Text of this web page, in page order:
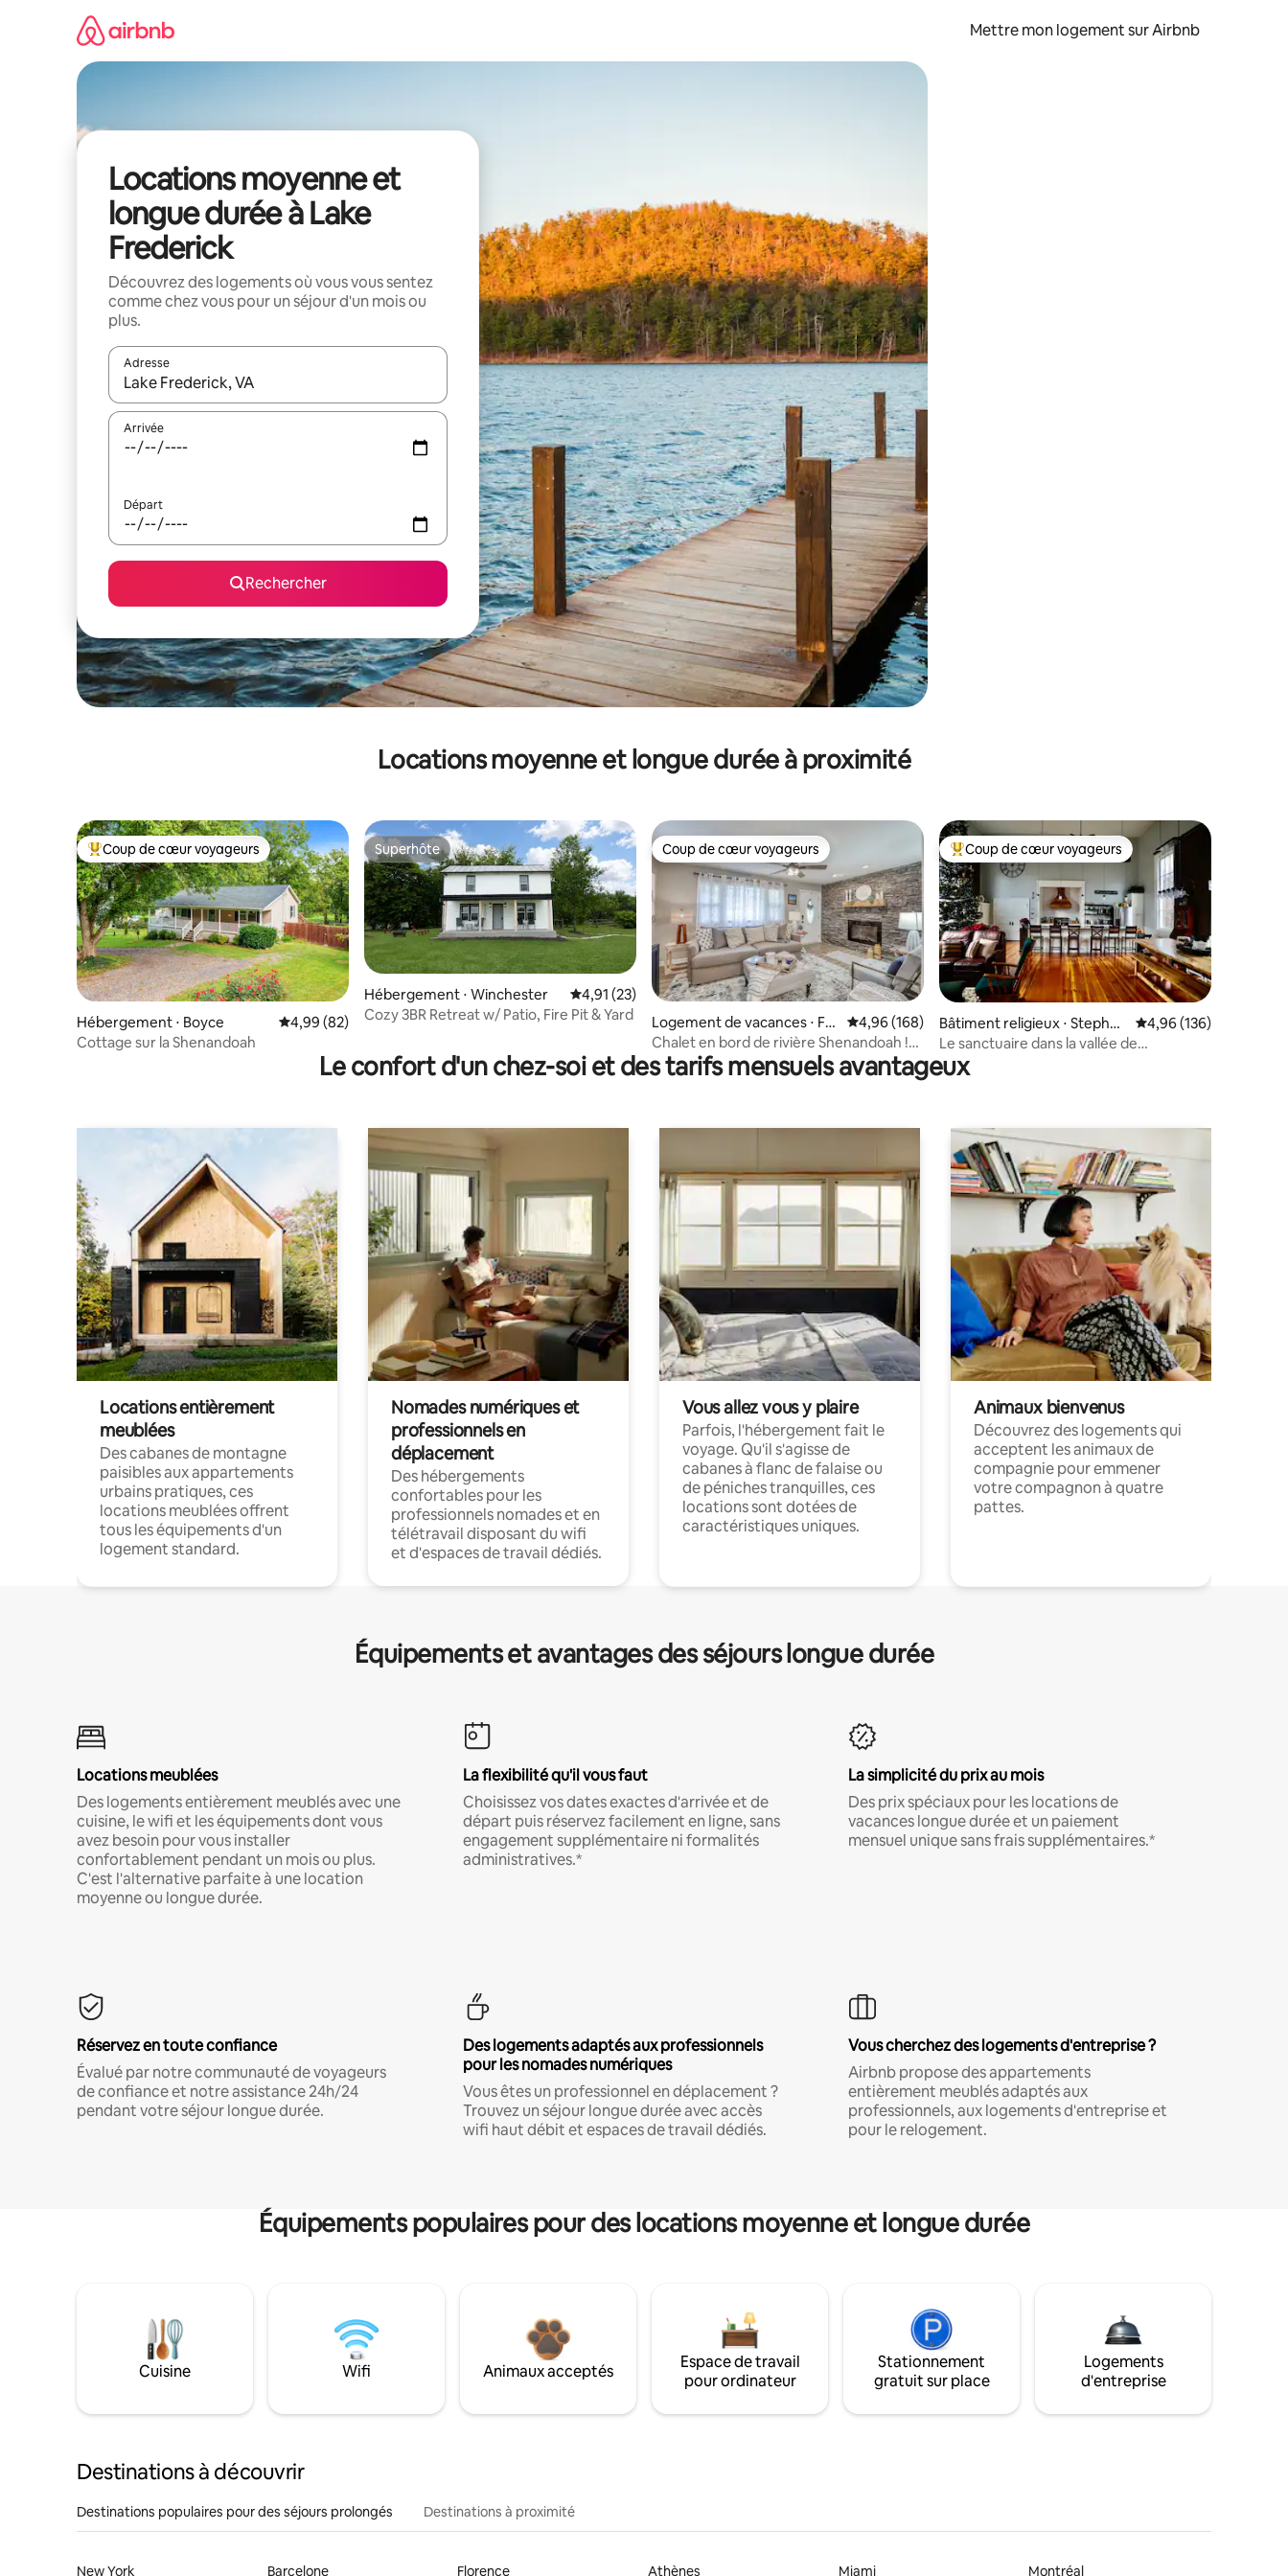
Mettre mon logement sur Airbnb
Locations moyenne et
longue durée à Lake
Frederick
Découvrez des logements où vous vous sentez
comme chez vous pour un séjour d'un mois ou
plus.
Adresse
Lorsque les résultats s'affichent, utilisez les flèches vers le haut et vers le bas pour les parcourir ou en appuyant et en faisant glisser.
Arrivée
Départ
Rechercher
Locations moyenne et longue durée à proximité
Coups de cœur voyageurs les plus appréciés
Coup de cœur voyageurs
Hébergement ⋅ Boyce Évaluation moyenne sur la base de 82 commentaires : 4,99 sur 5
4,99 (82)
Cottage sur la Shenandoah
Superhôte
Superhôte
Hébergement ⋅ Winchester Évaluation moyenne sur la base de 23 commentaires : 4,91 sur 5
4,91 (23)
Cozy 3BR Retreat w/ Patio, Fire Pit & Yard
Coup de cœur voyageurs
Coup de cœur voyageurs
Logement de vacances ⋅ Fro
nt Royal
Évaluation moyenne sur la base de 168 commentaires : 4,96 sur 5
4,96 (168)
Chalet en bord de rivière Shenandoah !
Jacuzzi ! Capacité d'accueil de 4 !
Coups de cœur voyageurs les plus appréciés
Coup de cœur voyageurs
Bâtiment religieux ⋅ Stephen
s City
Évaluation moyenne
4,96 (136)
Le sanctuaire dans la vallée de
Shenandoah
Le confort d'un chez-soi et des tarifs mensuels avantageux
Locations entièrement
meublées
Des cabanes de montagne
paisibles aux appartements
urbains pratiques, ces
locations meublées offrent
tous les équipements d'un
logement standard.
Nomades numériques et
professionnels en
déplacement
Des hébergements
confortables pour les
professionnels nomades et en
télétravail disposant du wifi
et d'espaces de travail dédiés.
Vous allez vous y plaire
Parfois, l'hébergement fait le
voyage. Qu'il s'agisse de
cabanes à flanc de falaise ou
de péniches tranquilles, ces
locations sont dotées de
caractéristiques uniques.
Animaux bienvenus
Découvrez des logements qui
acceptent les animaux de
compagnie pour emmener
votre compagnon à quatre
pattes.
Équipements et avantages des séjours longue durée
Locations meublées
Des logements entièrement meublés avec une
cuisine, le wifi et les équipements dont vous
avez besoin pour vous installer
confortablement pendant un mois ou plus.
C'est l'alternative parfaite à une location
moyenne ou longue durée.
La flexibilité qu'il vous faut
Choisissez vos dates exactes d'arrivée et de
départ puis réservez facilement en ligne, sans
engagement supplémentaire ni formalités
administratives.*
La simplicité du prix au mois
Des prix spéciaux pour les locations de
vacances longue durée et un paiement
mensuel unique sans frais supplémentaires.*
Réservez en toute confiance
Évalué par notre communauté de voyageurs
de confiance et notre assistance 24h/24
pendant votre séjour longue durée.
Des logements adaptés aux professionnels
pour les nomades numériques
Vous êtes un professionnel en déplacement ?
Trouvez un séjour longue durée avec accès
wifi haut débit et espaces de travail dédiés.
Vous cherchez des logements d'entreprise ?
Airbnb propose des appartements
entièrement meublés adaptés aux
professionnels, aux logements d'entreprise et
pour le relogement.
Équipements populaires pour des locations moyenne et longue durée
Cuisine Wifi Animaux acceptés
Espace de travail
pour ordinateur
Stationnement
gratuit sur place
Logements
d'entreprise
Destinations à découvrir
Destinations populaires pour des séjours prolongés Destinations à proximité
New York Barcelone Florence Athènes Miami Montréal